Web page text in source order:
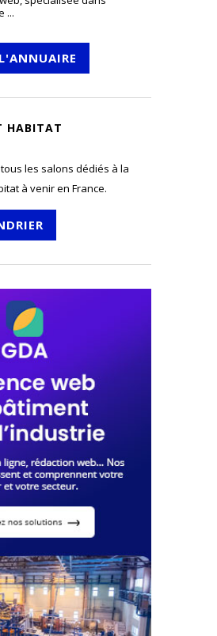
...
HABITAT
les salons dédiés à la
à venir en France.